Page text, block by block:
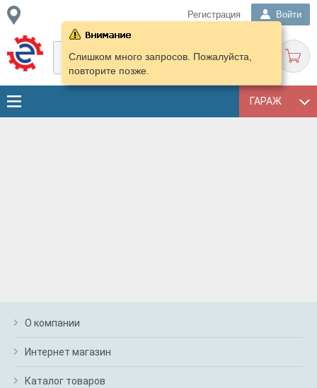
Регистрация Войти
ГАРАЖ
Слишком много запросов. Пожалуйста,
повторите позже.
О компании
Интернет магазин
Каталог товаров